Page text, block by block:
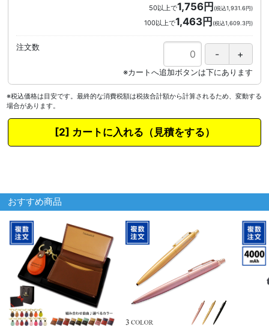
50以上で1,756円(税込1,931.6円)
100以上で1,463円(税込1,609.3円)
注文数
※税込価格は目安です。最終的な消費税額は税抜合計額から計算されるため、変動する
場合があります。
カートに入れる
おすすめ商品